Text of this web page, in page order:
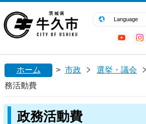
Language
閉じる
ホーム > 市政 選挙・議会
務活動費
政務活動費